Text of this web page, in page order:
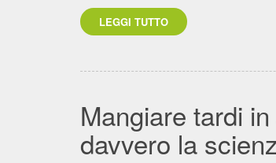
LEGGI TUTTO
Mangiare tardi
davvero la